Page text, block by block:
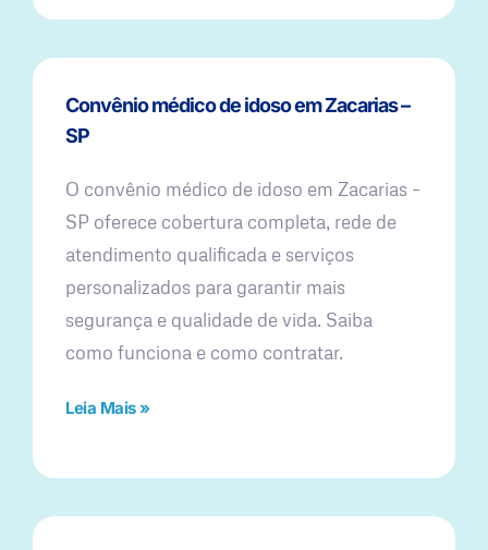
Convênio médico de idoso em Zacarias –
SP
O convênio médico de idoso em Zacarias –
SP oferece cobertura completa, rede de
atendimento qualificada e serviços
personalizados para garantir mais
segurança e qualidade de vida. Saiba
como funciona e como contratar.
Leia Mais »